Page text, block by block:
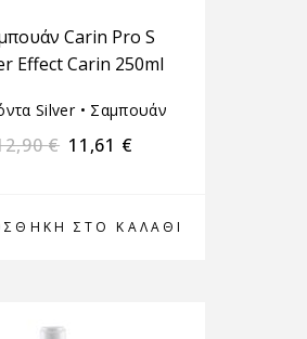
ΣΤΟ ΚΑΛΆΘΙ
Carin Pro S
Effect Carin 250ml
Silver• Σαμπουάν
€ 11,61 €